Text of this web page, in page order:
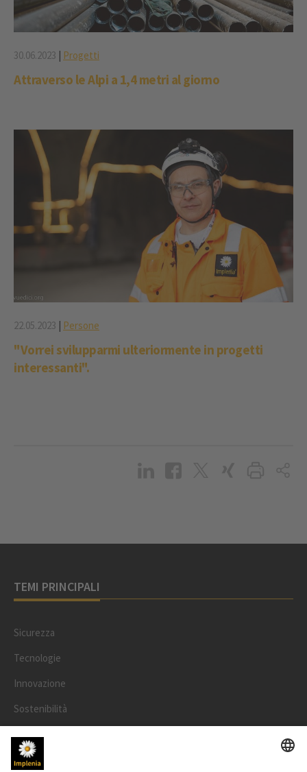
30.06.2023 Progetti
Attraverso le Alpi a 1,4 metri al giorno
22.05.2023 | Persone
"Vorrei svilupparmi ulteriormente in progetti
interessanti".
TEMI PRINCIPALI
Sicurezza
Tecnologie
Innovazione
Sostenibilità
Progetti
Persone